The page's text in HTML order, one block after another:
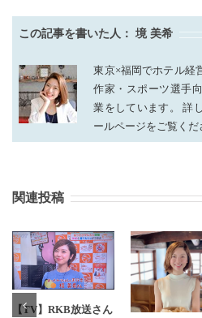
この記事を書いた人：境 美希
東京×福岡でホテル経
作家・スポーツ選手
業をしています。 詳
ールページをご覧くだ
関連投稿
【TV】RKB放送さん